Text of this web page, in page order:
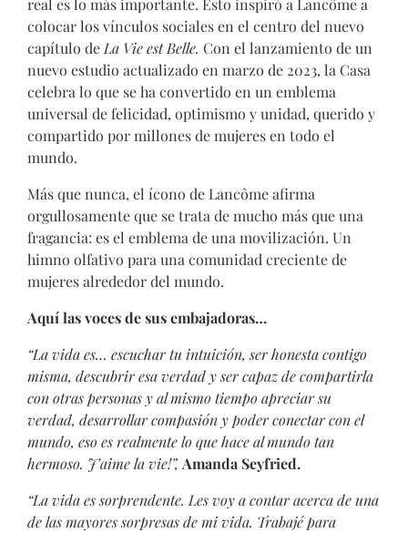
real es lo más importante. Esto inspiró a Lancôme a
colocar los vínculos sociales en el centro del nuevo
capítulo deLa Vie est Belle. Con el lanzamiento de un
nuevo estudio actualizado en marzo de 2023, la Casa
celebra lo que se ha convertido en un emblema
universal de felicidad, optimismo y unidad, querido y
compartido por millones de mujeres en todo el
mundo.
Más que nunca, el ícono de Lancôme afirma
orgullosamente que se trata de mucho más que una
fragancia: es el emblema de una movilización. Un
himno olfativo para una comunidad creciente de
mujeres alrededor del mundo.
Aquí las voces de sus embajadoras…
“La vida es… escuchar tu intuición, ser honesta contigo
misma, descubrir esa verdad y ser capaz de compartirla
con otras personas y al mismo tiempo apreciar su
verdad, desarrollar compasión y poder conectar con el
mundo, eso es realmente lo que hace al mundo tan
hermoso. J’aime la vie!”, Amanda Seyfried.
“La vida es sorprendente. Les voy a contar acerca de una
de las mayores sorpresas de mi vida. Trabajé para